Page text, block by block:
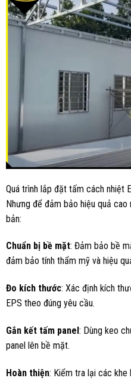
Quá trình lắp đặt tấm cách nhiệt
Nhưng để đảm bảo hiệu quả
bản:
Chuẩn bị bề mặt: Đảm bảo bề
đảm bảo tính thẩm mỹ và hiệu
Đo kích thước: Xác định kích
EPS theo đúng yêu cầu.
Gắn kết tấm panel: Dùng keo
panel lên bề mặt.
Hoàn thiện: Kiểm tra lại các khe